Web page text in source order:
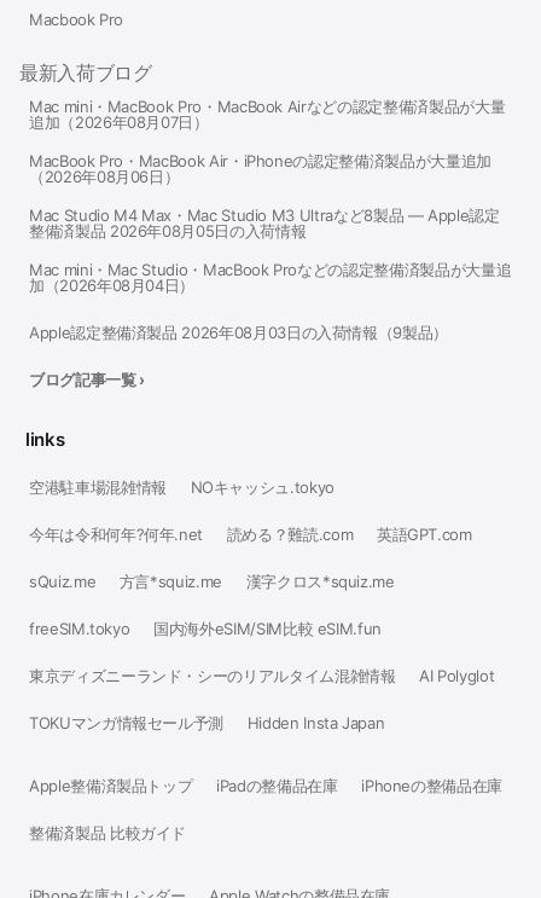
Macbook Pro
最新入荷ブログ
Mac mini・MacBook Pro・MacBook Airなどの認定整備済製品が大量
追加（2026年08月07日）
MacBook Pro・MacBook Air・iPhoneの認定整備済製品が大量追加
（2026年08月06日）
Mac Studio M4 Max・Mac Studio M3 Ultraなど8製品 — Apple認定
整備済製品 2026年08月05日の入荷情報
Mac mini・Mac Studio・MacBook Proなどの認定整備済製品が大量追
加（2026年08月04日）
Apple認定整備済製品 2026年08月03日の入荷情報（9製品）
ブログ記事一覧 ›
links
空港駐車場混雑情報 NOキャッシュ.tokyo
今年は令和何年?何年.net 読める？難読.com 英語GPT.com
sQuiz.me 方言*squiz.me 漢字クロス*squiz.me
freeSIM.tokyo 国内海外eSIM/SIM比較 eSIM.fun
東京ディズニーランド・シーのリアルタイム混雑情報 AI Polyglot
TOKUマンガ情報セール予測 Hidden Insta Japan
Apple整備済製品トップ iPadの整備品在庫 iPhoneの整備品在庫
整備済製品 比較ガイド